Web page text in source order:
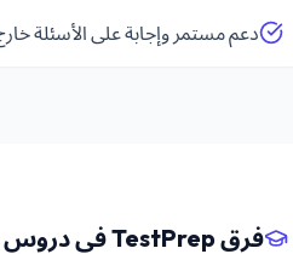
دعم مستمر وإجابة على الأسئلة
فرق TestPrep في دروس خصوصية IB الجغرافيا